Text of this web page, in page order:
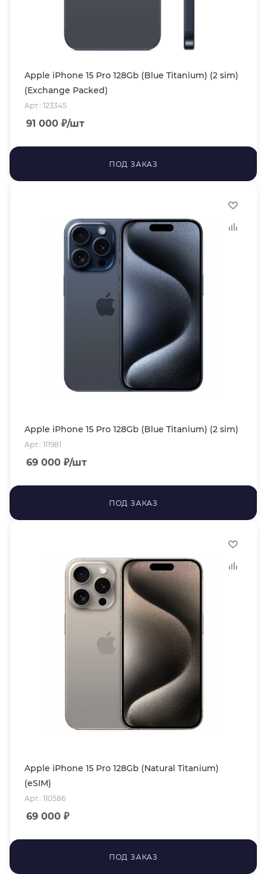
Apple iPhone 15 Pro 128Gb (Blue Titanium) (2 sim)
(Exchange Packed)
Арт.: 123345
91 000 ₽/шт
ПОД ЗАКАЗ
Apple iPhone 15 Pro 128Gb (Blue Titanium) (2 sim)
Арт.: 111981
69 000 ₽/шт
ПОД ЗАКАЗ
Apple iPhone 15 Pro 128Gb (Natural Titanium)
(eSIM)
Арт.: 110586
69 000 ₽
ПОД ЗАКАЗ